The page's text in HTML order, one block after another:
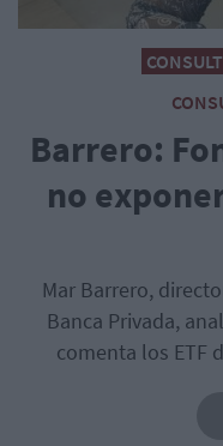
Barrero:
no
Mar Barrero,
Banca Privada,
comenta los ETF